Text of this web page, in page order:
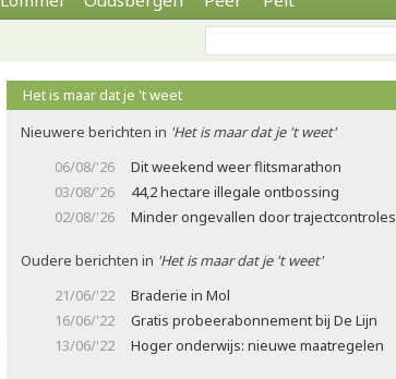
Het is maar dat je 't weet
Nieuwere berichten in 'Het is maar dat je 't weet'
06/08/'26
Dit weekend weer flitsmarathon
03/08/'26
44,2 hectare illegale ontbossing
02/08/'26
Minder ongevallen door trajectcontroles
Oudere berichten in 'Het is maar dat je 't weet'
21/06/'22
Braderie in Mol
16/06/'22
Gratis probeerabonnement bij De Lijn
13/06/'22
Hoger onderwijs: nieuwe maatregelen